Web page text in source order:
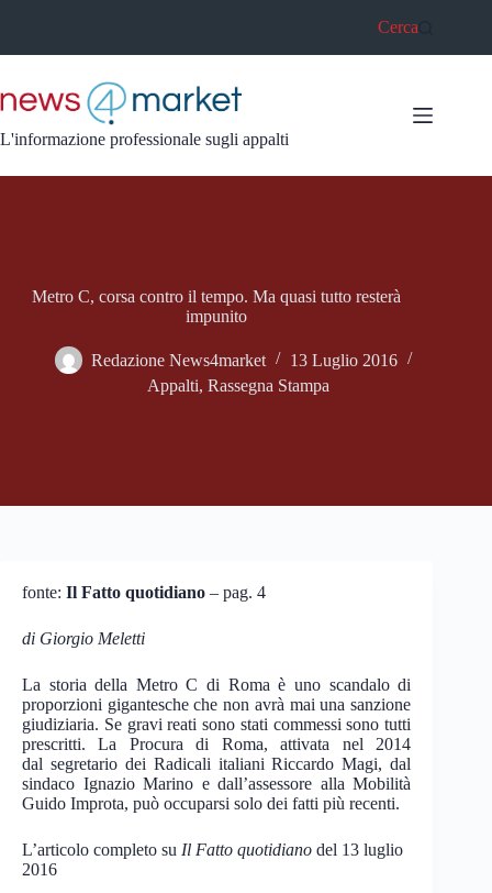
Cerca
L'informazione professionale sugli appalti
Metro C, corsa contro il tempo. Ma quasi tutto resterà
impunito
Redazione News4market
13 Luglio 2016
Appalti,Rassegna Stampa
fonte: Il Fatto quotidiano – pag. 4
di Giorgio Meletti
La storia della Metro C di Roma è uno scandalo di
proporzioni gigantesche che non avrà mai una sanzione
giudiziaria. Se gravi reati sono stati commessi sono tutti
prescritti. La Procura di Roma, attivata nel 2014
dal segretario dei Radicali italiani Riccardo Magi, dal
sindaco Ignazio Marino e dall’assessore alla Mobilità
Guido Improta, può occuparsi solo dei fatti più recenti.
L’articolo completo su Il Fatto quotidiano del 13 luglio
2016